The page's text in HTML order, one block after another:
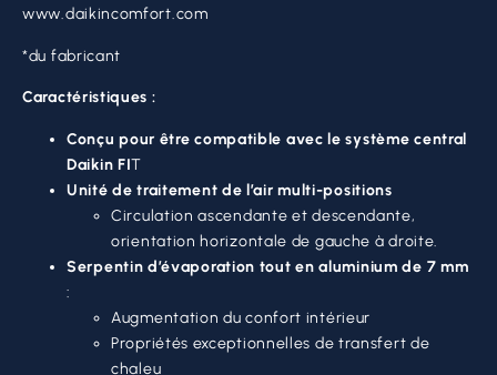
www.daikincomfort.com
*du fabricant
Caractéristiques :
Conçu pour être compatible avec le système central
Daikin FIT
Unité de traitement de l’air multi-positions
Circulation ascendante et descendante,
orientation horizontale de gauche à droite.
Serpentin d’évaporation tout en aluminium de 7 mm
:
Augmentation du confort intérieur
Propriétés exceptionnelles de transfert de
chaleu